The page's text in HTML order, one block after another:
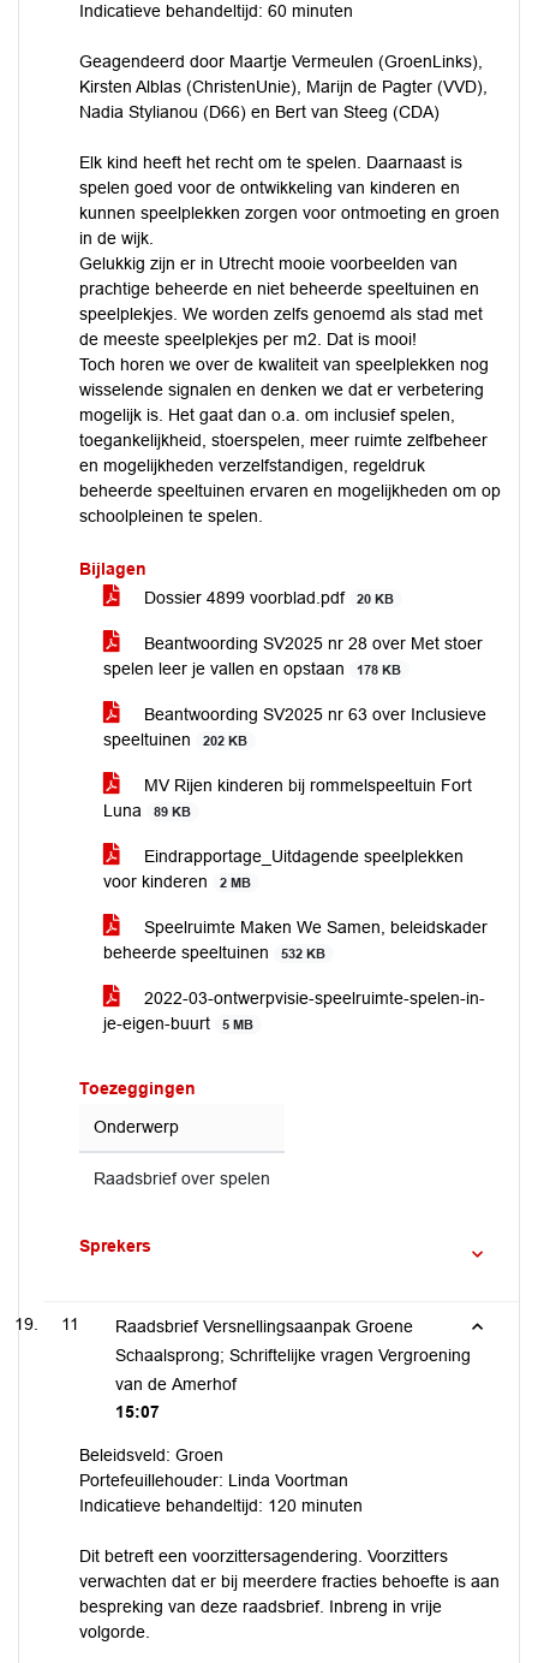
Indicatieve behandeltijd: 60 minuten
Geagendeerd door Maartje Vermeulen (GroenLinks),
Kirsten Alblas (ChristenUnie), Marijn de Pagter (VVD),
Nadia Stylianou (D66) en Bert van Steeg (CDA)
Elk kind heeft het recht om te spelen. Daarnaast is
spelen goed voor de ontwikkeling van kinderen en
kunnen speelplekken zorgen voor ontmoeting en groen
in de wijk.
Gelukkig zijn er in Utrecht mooie voorbeelden van
prachtige beheerde en niet beheerde speeltuinen en
speelplekjes. We worden zelfs genoemd als stad met
de meeste speelplekjes per m2. Dat is mooi!
Toch horen we over de kwaliteit van speelplekken nog
wisselende signalen en denken we dat er verbetering
mogelijk is. Het gaat dan o.a. om inclusief spelen,
toegankelijkheid, stoerspelen, meer ruimte zelfbeheer
en mogelijkheden verzelfstandigen, regeldruk
beheerde speeltuinen ervaren en mogelijkheden om op
schoolpleinen te spelen.
Bijlagen
Dossier 4899 voorblad.pdf
20 KB
Beantwoording SV2025 nr 28 over Met stoer
spelen leer je vallen en opstaan
178 KB
Beantwoording SV2025 nr 63 over Inclusieve
speeltuinen
202 KB
MV Rijen kinderen bij rommelspeeltuin Fort
Luna
89 KB
Eindrapportage_Uitdagende speelplekken
voor kinderen
2 MB
Speelruimte Maken We Samen, beleidskader
beheerde speeltuinen
532 KB
2022-03-ontwerpvisie-speelruimte-spelen-in-
je-eigen-buurt
5 MB
Toezeggingen
Onderwerp
Raadsbrief over spelen
Sprekers
11
Raadsbrief Versnellingsaanpak Groene
Schaalsprong; Schriftelijke vragen Vergroening
van de Amerhof
15:07
Beleidsveld: Groen
Portefeuillehouder: Linda Voortman
Indicatieve behandeltijd: 120 minuten
Dit betreft een voorzittersagendering. Voorzitters
verwachten dat er bij meerdere fracties behoefte is aan
bespreking van deze raadsbrief. Inbreng in vrije
volgorde.